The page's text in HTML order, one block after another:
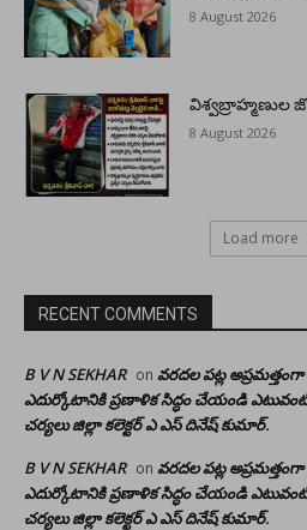
8 August 2026
విశ్వబ్రాహ్మణుల
8 August 2026
Load more
RECENT COMMENTS
B V N SEKHAR on వరదల పట్ల
ఎదుర్కోటానికి ప్రణాళిక సిద్ధం చేయండి ఎటువంటి
చర్యలు జిల్లా కలెక్టర్ ఎ ఎస్ దినేష్ కుమార్.
B V N SEKHAR on వరదల పట్ల
ఎదుర్కోటానికి ప్రణాళిక సిద్ధం చేయండి ఎటువంటి
చర్యలు జిల్లా కలెక్టర్ ఎ ఎస్ దినేష్ కుమార్.